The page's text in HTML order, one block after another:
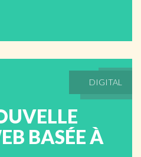
DIGITAL
BASÉE À